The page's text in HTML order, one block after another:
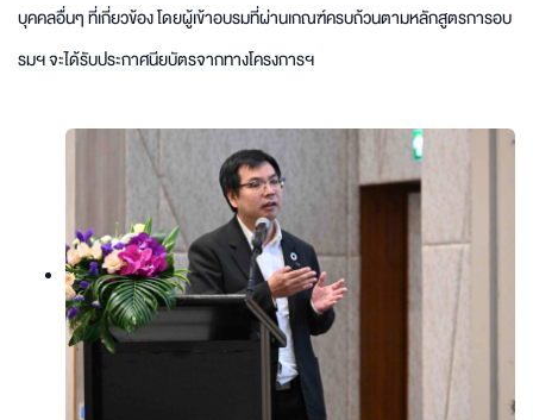
บุคคลอื่นๆ ที่เกี่ยวข้อง โดยผู้เข้าอบรมที่ผ่านเกณฑ์ครบถ้วนตามหลักสูตรการอบ
รมฯ จะได้รับประกาศนียบัตรจากทางโครงการฯ